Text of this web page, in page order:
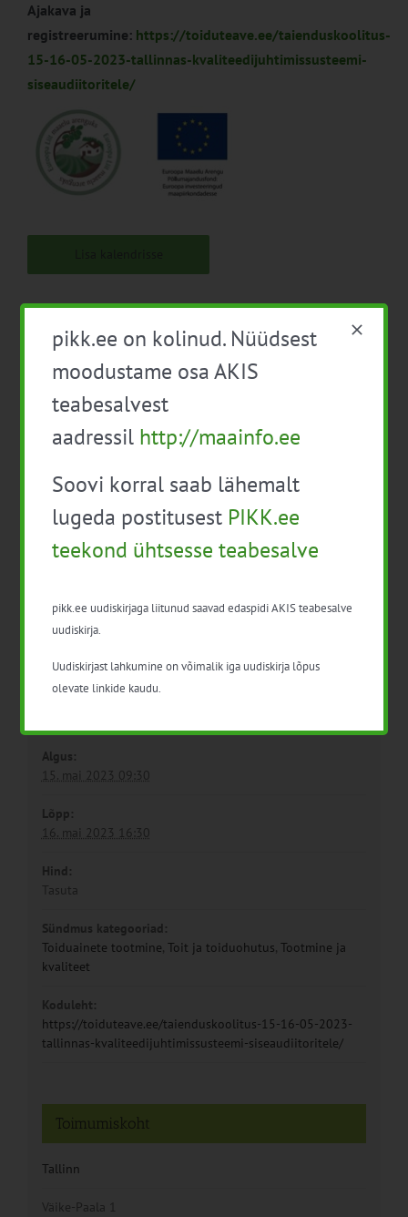
Ajakava ja
registreerumine: https://toiduteave.ee/taienduskoolitus-
15-16-05-2023-tallinnas-kvaliteedijuhtimissusteemi-
siseaudiitoritele/
aretus”
Algus:
15. mai 2023 09:30
Lõpp:
16. mai 2023 16:30
Hind:
Tasuta
Sündmus kategooriad:
Toiduainete tootmine, Toit ja toiduohutus, Tootmine ja
kvaliteet
Koduleht:
https://toiduteave.ee/taienduskoolitus-15-16-05-2023-
tallinnas-kvaliteedijuhtimissusteemi-siseaudiitoritele/
Toimumiskoht
Tallinn
Väike-Paala 1
pikk.ee on kolinud. Nüüdsest
moodustame osa AKIS
teabesalvest
aadressil http://maainfo.ee
Soovi korral saab lähemalt
lugeda postitusest PIKK.ee
teekond ühtsesse teabesalve
pikk.ee uudiskirjaga liitunud saavad edaspidi AKIS teabesalve
uudiskirja.
Uudiskirjast lahkumine on võimalik iga uudiskirja lõpus
olevate linkide kaudu.